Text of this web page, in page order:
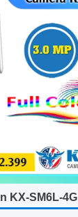
KX-SM6L-4G